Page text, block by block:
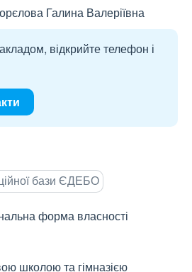
Галина Валеріївна
відкрийте телефон і
бази ЄДЕБО
форма власності
школою та гімназією